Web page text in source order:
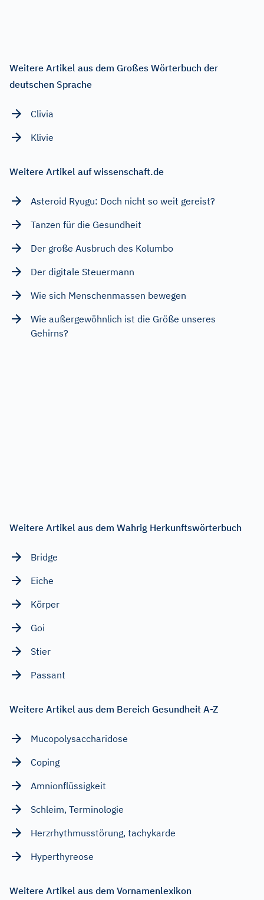
Weitere Artikel aus dem Großes Wörterbuch der
deutschen Sprache
Clivia
Klivie
Weitere Artikel auf wissenschaft.de
Asteroid Ryugu: Doch nicht so weit gereist?
Tanzen für die Gesundheit
Der große Ausbruch des Kolumbo
Der digitale Steuermann
Wie sich Menschenmassen bewegen
Wie außergewöhnlich ist die Größe unseres
Gehirns?
Weitere Artikel aus dem Wahrig Herkunftswörterbuch
Bridge
Eiche
Körper
Goi
Stier
Passant
Weitere Artikel aus dem Bereich Gesundheit A-Z
Mucopolysaccharidose
Coping
Amnionflüssigkeit
Schleim, Terminologie
Herzrhythmusstörung, tachykarde
Hyperthyreose
Weitere Artikel aus dem Vornamenlexikon